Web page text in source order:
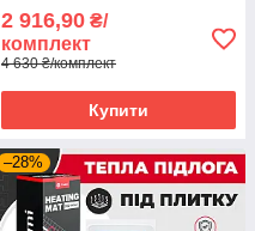
2 916,90 ₴/
комплект
4 630 ₴/комплект
Купити
–28%